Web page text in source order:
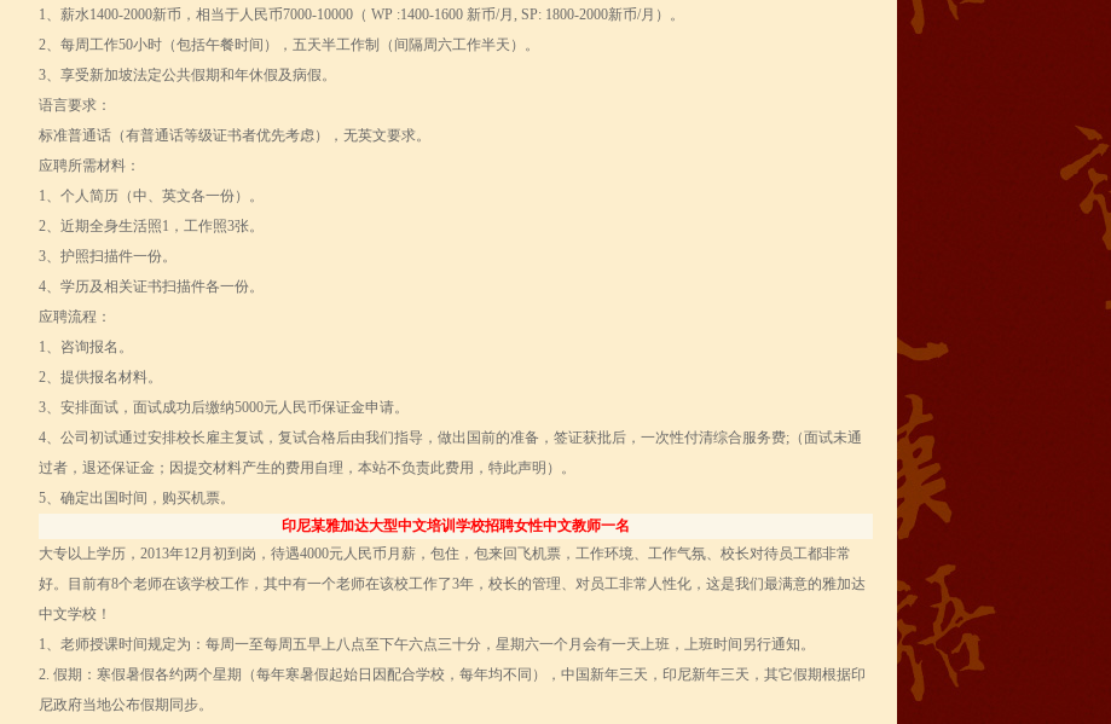
士 + 跨文化职场通行证，2025 招生开启
day 3
day 2
day 1
知
生到你的公司工作，请联系我们
考点正式对外开考了，常州的考生可以在自己家门口参加汉语考试了
士 + 跨文化职场通行证，2025 招生开启
day 3
day 2
day 1
知
考点正式对外开考了，常州的考生可以在自己家门口参加汉语考试了
1、薪水1400-2000新币，相当于人民币7000-10000（ WP :1400-1600 新币/月, SP: 1800-2000新币/月）。
2、每周工作50小时（包括午餐时间），五天半工作制（间隔周六工作半天）。
3、享受新加坡法定公共假期和年休假及病假。
语言要求：
标准普通话（有普通话等级证书者优先考虑），无英文要求。
应聘所需材料：
1、个人简历（中、英文各一份）。
2、近期全身生活照1，工作照3张。
3、护照扫描件一份。
4、学历及相关证书扫描件各一份。
应聘流程：
1、咨询报名。
2、提供报名材料。
3、安排面试，面试成功后缴纳5000元人民币保证金申请。
4、公司初试通过安排校长雇主复试，复试合格后由我们指导，做出国前的准备，签证获批后，一次性付清综合服务费;（面试未通
过者，退还保证金；因提交材料产生的费用自理，本站不负责此费用，特此声明）。
5、确定出国时间，购买机票。
印尼某雅加达大型中文培训学校招聘女性中文教师一名
大专以上学历，2013年12月初到岗，待遇4000元人民币月薪，包住，包来回飞机票，工作环境、工作气氛、校长对待员工都非常
好。目前有8个老师在该学校工作，其中有一个老师在该校工作了3年，校长的管理、对员工非常人性化，这是我们最满意的雅加达
中文学校！
1、老师授课时间规定为：每周一至每周五早上八点至下午六点三十分，星期六一个月会有一天上班，上班时间另行通知。
2. 假期：寒假暑假各约两个星期（每年寒暑假起始日因配合学校，每年均不同），中国新年三天，印尼新年三天，其它假期根据印
尼政府当地公布假期同步。